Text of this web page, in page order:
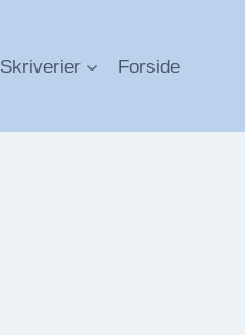
Skriverier Forside